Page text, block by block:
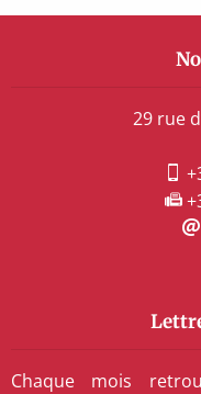
29 rue
Chaque mois